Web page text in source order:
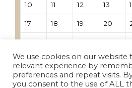
10 11 12 13
17 18 19 20
31
We use cookies on our
relevant experience by
preferences and repeat visits.
you consent to the use of ALL